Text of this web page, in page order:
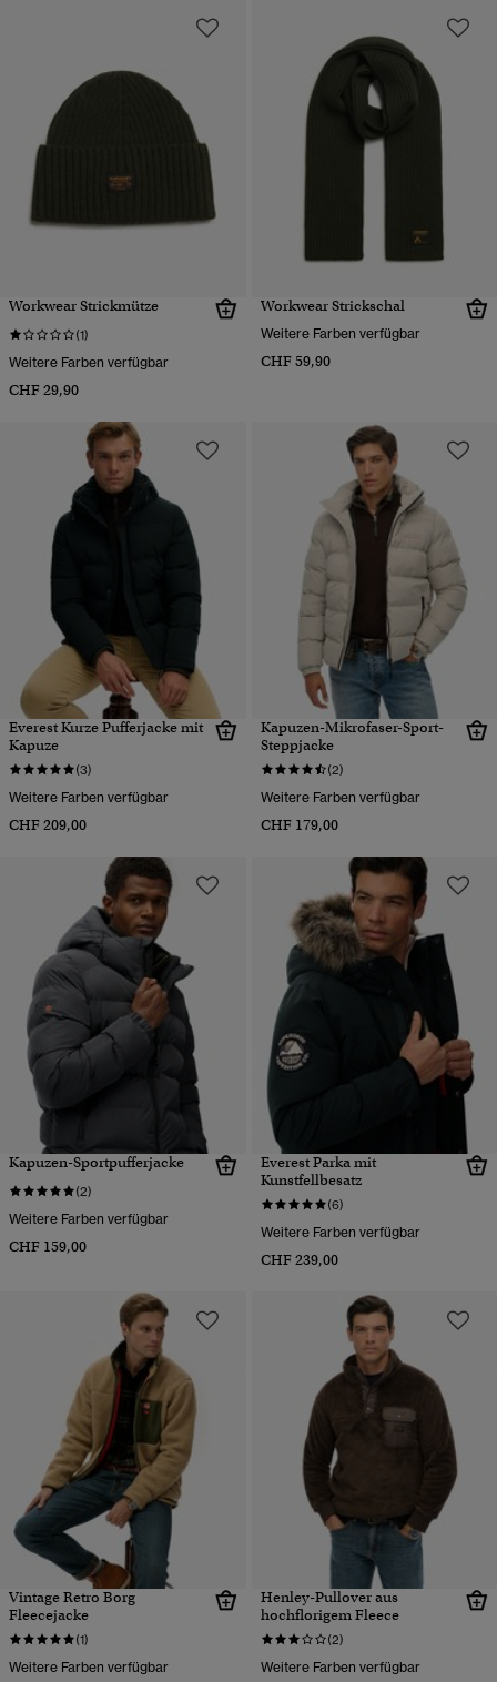
Workwear Strickmütze
(1)
Weitere Farben verfügbar
CHF 29,90
Workwear Strickschal
Weitere Farben verfügbar
CHF 59,90
Everest Kurze Pufferjacke mit
Kapuze
(3)
Weitere Farben verfügbar
CHF 209,00
Kapuzen-Mikrofaser-Sport-
Steppjacke
(2)
Weitere Farben verfügbar
CHF 179,00
Kapuzen-Sportpufferjacke
(2)
Weitere Farben verfügbar
CHF 159,00
Everest Parka mit
Kunstfellbesatz
(6)
Weitere Farben verfügbar
CHF 239,00
Vintage Retro Borg
Fleecejacke
(1)
Weitere Farben verfügbar
Henley-Pullover aus
hochflorigem Fleece
(2)
Weitere Farben verfügbar